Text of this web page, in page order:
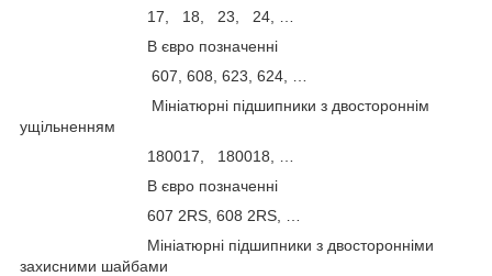
17, 18, 23, 24, …
В євро позначенні
607, 608, 623, 624, …
Мініатюрні підшипники з двостороннім
ущільненням
180017, 180018, …
В євро позначенні
607 2RS, 608 2RS, …
Мініатюрні підшипники з двосторонніми
захисними шайбами